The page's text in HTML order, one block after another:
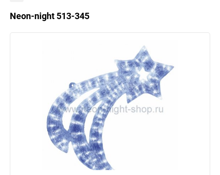
Neon-night 513-345